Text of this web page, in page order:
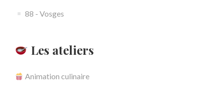
88 - Vosges
Les ateliers
Animation culinaire